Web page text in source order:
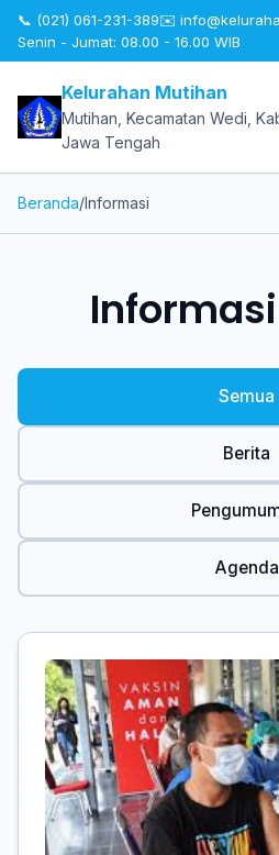
📞 (021) 061-231-389✉️
Senin - Jumat: 08.00 - 16.00 WIB
Kelurahan Mutihan
Mutihan, Kecamatan Wedi,
Jawa Tengah
Beranda/Informasi
Semua
Berita
Agenda